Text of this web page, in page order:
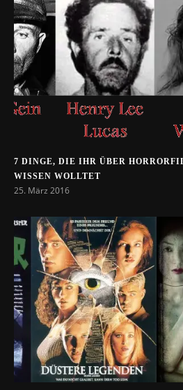
7 DINGE, DIE IHR ÜBER
WISSEN WOLLTET
25. März 2016